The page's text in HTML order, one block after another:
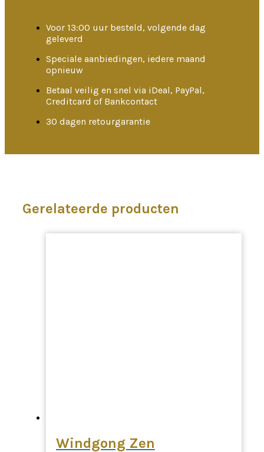
Voor 13:00 uur besteld, volgende dag
geleverd
Speciale aanbiedingen, iedere maand
opnieuw
Betaal veilig en snel via iDeal, PayPal,
Creditcard of Bankcontact
30 dagen retourgarantie
Gerelateerde producten
Windgong Zen